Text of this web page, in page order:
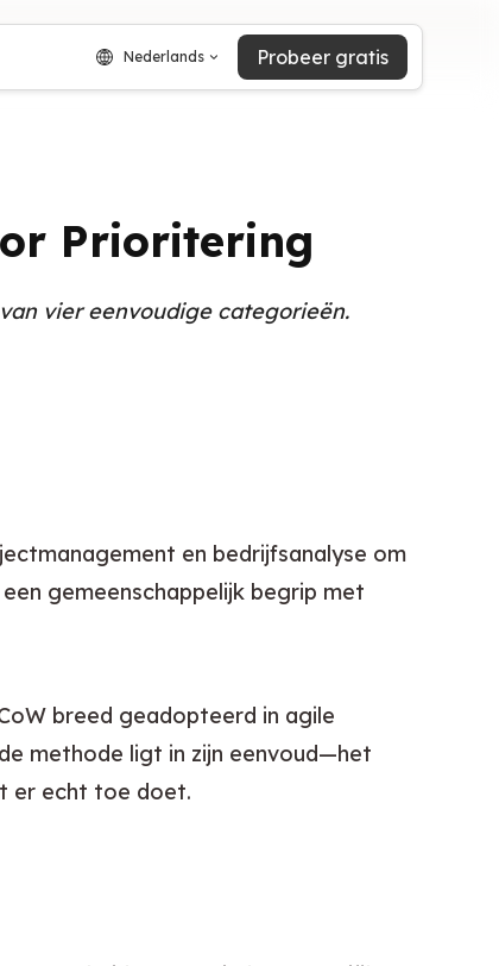
Nederlands Probeer gratis
Prioritering
vier eenvoudige categorieën.
en bedrijfsanalyse om
gemeenschappelijk begrip met
breed geadopteerd in agile
methode ligt in zijn eenvoud—het
er echt toe doet.